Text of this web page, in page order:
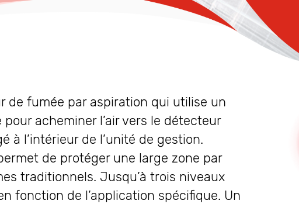
de fumée par aspiration qui utilise un
acheminer l’air vers le détecteur
à l’intérieur de l’unité de gestion.
de protéger une large zone par
traditionnels. Jusqu’à trois niveaux
fonction de l’application spécifique. Un